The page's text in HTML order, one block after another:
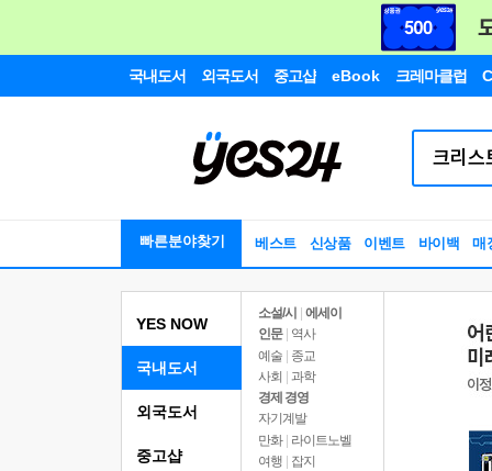
국내도서 외국도서 중고샵 eBook 크레마클럽
빠른분야찾기 베스트 신상품 이벤트 바이백 매
YES NOW
국내도서
소설/시
에세이
인문
역사
예술 | 종교
사회 | 과학
경제 경영
자기계발
만화 | 라이트노벨
여행
잡지
외국도서
중고샵